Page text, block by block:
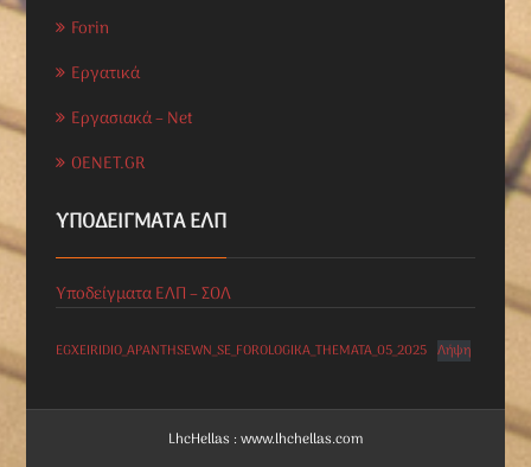
Forin
Εργατικά
Εργασιακά – Net
OENET.GR
ΥΠΟΔΕΊΓΜΑΤΑ ΕΛΠ
Υποδείγματα ΕΛΠ – ΣΟΛ
EGXEIRIDIO_APANTHSEWN_SE_FOROLOGIKA_THEMATA_05_2025 Λήψη
LhcHellas : www.lhchellas.com